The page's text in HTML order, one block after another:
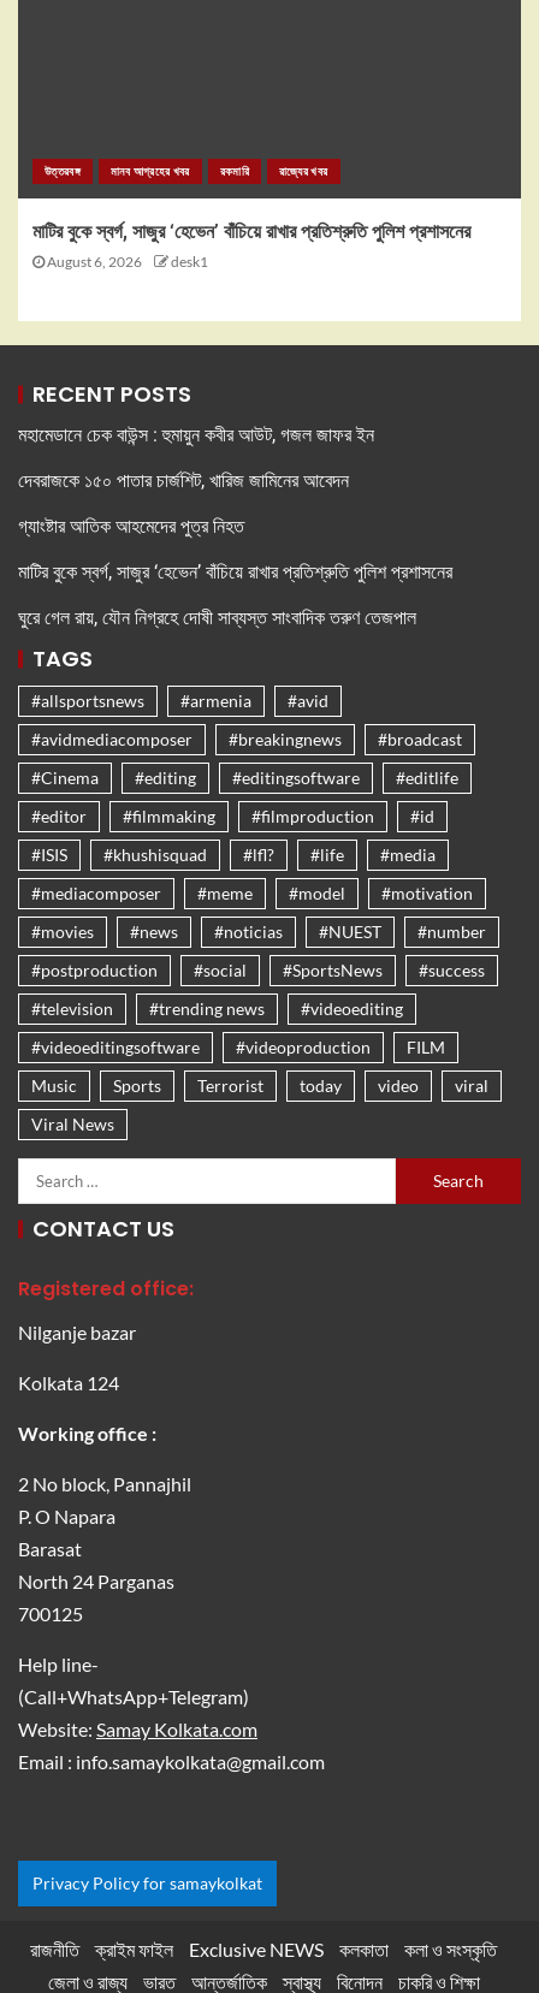
উত্তরবঙ্গ মানব আগ্রহের খবর রকমারি রাজ্যের খবর
মাটির বুকে স্বর্গ, সাজুর ‘হেভেন’ বাঁচিয়ে রাখার প্রতিশ্রুতি পুলিশ প্রশাসনের
August 6, 2026 desk1
RECENT POSTS
মহামেডানে চেক বাউন্স : হুমায়ুন কবীর আউট, গজল জাফর ইন
দেবরাজকে ১৫০ পাতার চার্জশিট, খারিজ জামিনের আবেদন
গ্যাংষ্টার আতিক আহমেদের পুত্র নিহত
মাটির বুকে স্বর্গ, সাজুর ‘হেভেন’ বাঁচিয়ে রাখার প্রতিশ্রুতি পুলিশ প্রশাসনের
ঘুরে গেল রায়, যৌন নিগ্রহে দোষী সাব্যস্ত সাংবাদিক তরুণ তেজপাল
TAGS
#allsportsnews #armenia
#avid
#avidmediacomposer
#breakingnews
#broadcast
#Cinema
#editing #editingsoftware
#editlife
#editor
#filmmaking #filmproduction
#id
#ISIS
#khushisquad #lfl? #life
#media
#mediacomposer
#meme #model
#motivation
#movies
#news #noticias #NUEST
#number
#postproduction
#social #SportsNews
#success
#television
#trending news
#videoediting
#videoeditingsoftware
#videoproduction
FILM
Music
Sports Terrorist today video
viral
Viral News
CONTACT US
Registered office:
Nilganje bazar
Kolkata 124
Working office :
2 No block, Pannajhil
P. O Napara
Barasat
North 24 Parganas
700125
Help line-
(Call+WhatsApp+Telegram)
Website: Samay Kolkata.com
Email : info.samaykolkata@gmail.com
Privacy Policy for samaykolkat
রাজনীতি ক্রাইম ফাইল Exclusive NEWS কলকাতা
কলা ও সংস্কৃতি
জেলা ও রাজ্য
ভারত আন্তর্জাতিক স্বাস্থ্য বিনোদন চাকরি ও শিক্ষা